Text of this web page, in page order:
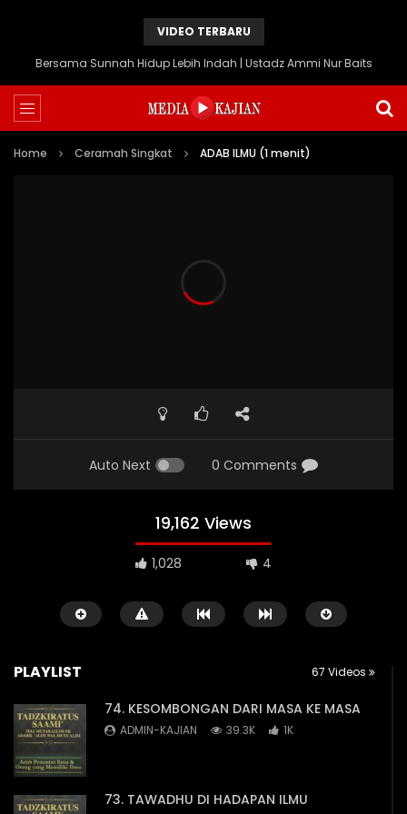
VIDEO TERBARU
Bersama Sunnah Hidup Lebih Indah | Ustadz Ammi Nur Baits
Home Ceramah Singkat ADAB ILMU (1 menit)
Auto Next 0 Comments
19,162 Views
1,028 4
02:42
Keutamaan Hari Arafah – Ustadz
Ahmad Zainuddin, Lc. – 5 Menit
Keutamaan
Jumat
PLAYLIST 67 Videos
74. KESOMBONGAN DARI MASA KE MASA
ADMIN-KAJIAN 39.3K 1K
73. TAWADHU DI HADAPAN ILMU